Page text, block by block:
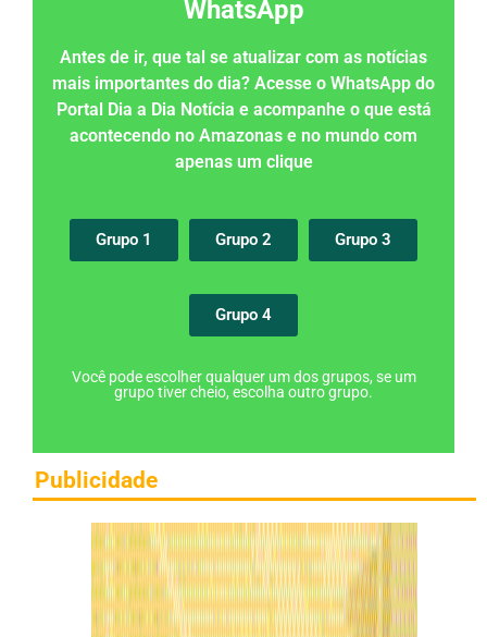
WhatsApp
Antes de ir, que tal se atualizar com as notícias
mais importantes do dia? Acesse o WhatsApp do
Portal Dia a Dia Notícia e acompanhe o que está
acontecendo no Amazonas e no mundo com
apenas um clique
Grupo 1 Grupo 2 Grupo 3
Grupo 4
Você pode escolher qualquer um dos grupos, se um
grupo tiver cheio, escolha outro grupo.
Publicidade